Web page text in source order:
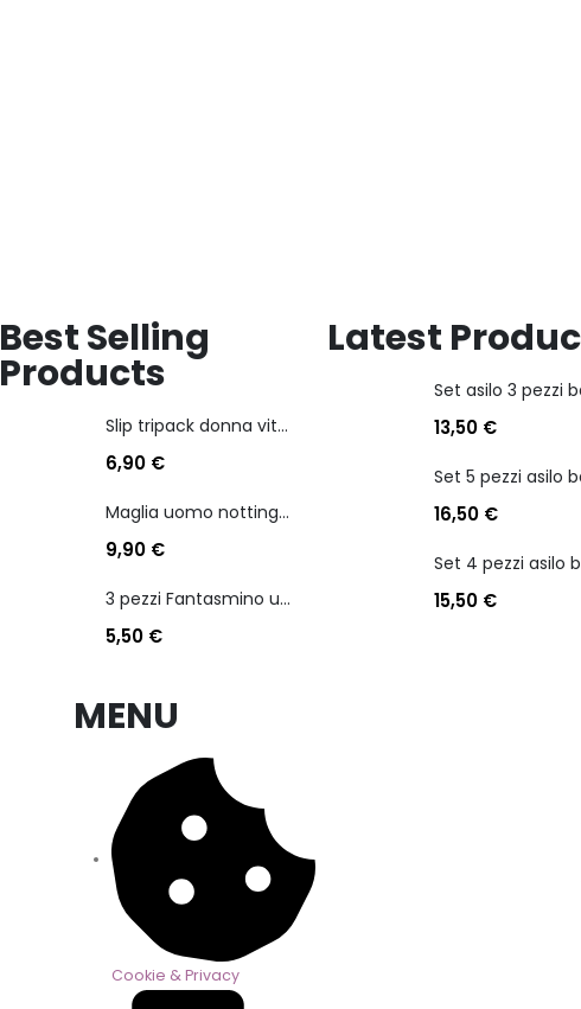
Best Selling
Products
Slip tripack donna vita bassa cotonella art 3165 in cotone elasticizzato
6,90 €
Maglia uomo nottingham in caldo cotone scollo a v manica lunga
9,90 €
3 pezzi Fantasmino unisex diadora in cotone mercerizzato tg dalla 35 alla 46
5,50 €
Latest
13,50 €
16,50 €
15,50 €
MENU
Cookie & Privacy